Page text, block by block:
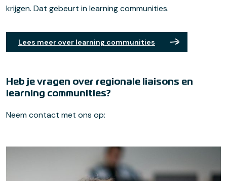
krijgen. Dat gebeurt in learning communities.
Lees meer over learning communities
Heb je vragen over regionale liaisons en
learning communities?
Neem contact met ons op: